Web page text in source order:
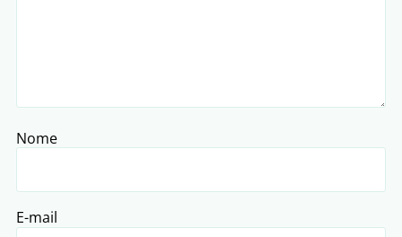
Nome
E-mail